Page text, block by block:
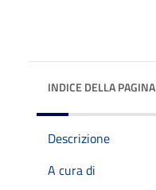
INDICE DELLA PAGINA
Descrizione
A cura di